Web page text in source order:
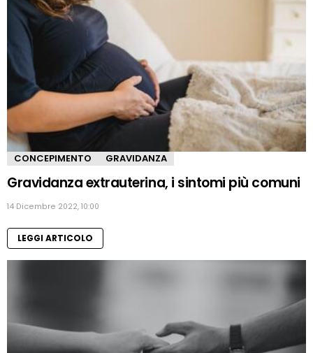
CONCEPIMENTO GRAVIDANZA
Gravidanza extrauterina, i sintomi più comuni
14 Dicembre 2022, 10:00
LEGGI ARTICOLO